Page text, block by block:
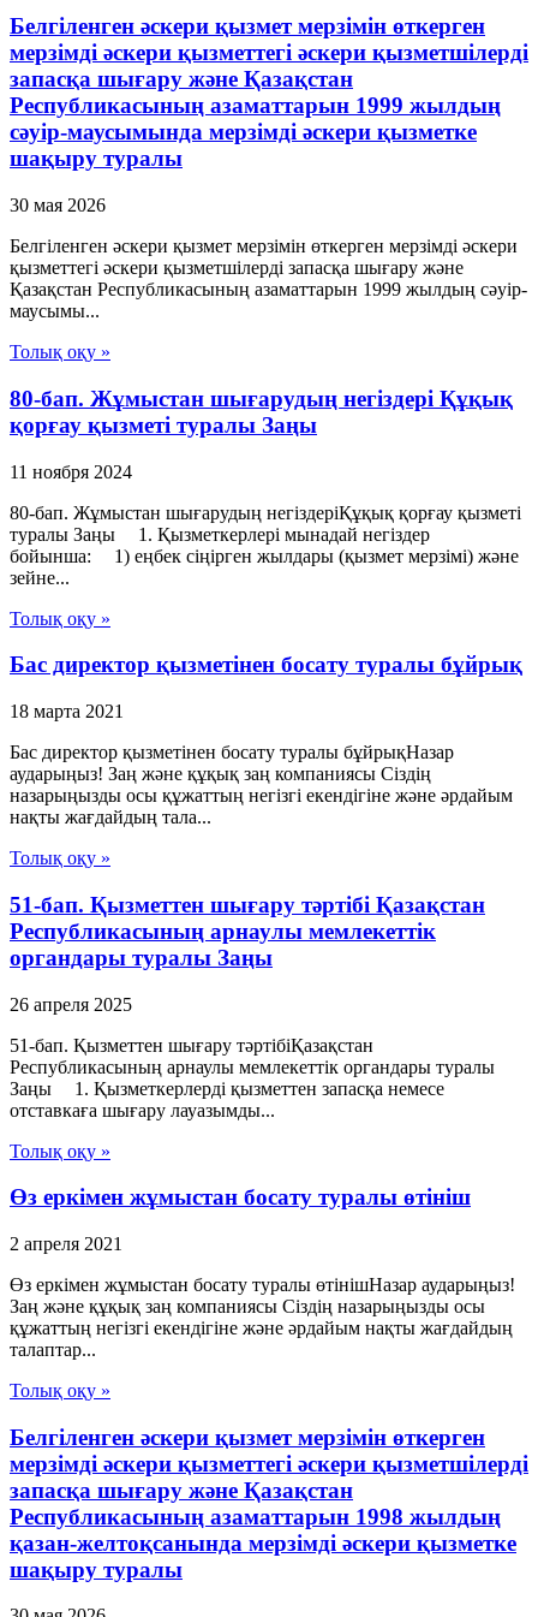
Белгіленген әскери қызмет мерзімін өткерген
мерзімді әскери қызметтегі әскери қызметшілерді
запасқа шығару және Қазақстан
Республикасының азаматтарын 1999 жылдың
сәуір-маусымында мерзімді әскери қызметке
шақыру туралы
30 мая 2026
Белгіленген әскери қызмет мерзімін өткерген мерзімді әскери
қызметтегі әскери қызметшілерді запасқа шығару және
Қазақстан Республикасының азаматтарын 1999 жылдың сәуір-
маусымы...
Толық оқу »
80-бап. Жұмыстан шығарудың негіздері Құқық
қорғау қызметі туралы Заңы
11 ноября 2024
80-бап. Жұмыстан шығарудың негіздеріҚұқық қорғау қызметі
туралы Заңы 1. Қызметкерлері мынадай негіздер
бойынша: 1) еңбек сіңірген жылдары (қызмет мерзімі) және
зейне...
Толық оқу »
Бас директор қызметінен босату туралы бұйрық
18 марта 2021
Бас директор қызметінен босату туралы бұйрықНазар
аударыңыз! Заң және құқық заң компаниясы Сіздің
назарыңызды осы құжаттың негізгі екендігіне және әрдайым
нақты жағдайдың тала...
Толық оқу »
51-бап. Қызметтен шығару тәртібі Қазақстан
Республикасының арнаулы мемлекеттік
органдары туралы Заңы
26 апреля 2025
51-бап. Қызметтен шығару тәртібіҚазақстан
Республикасының арнаулы мемлекеттік органдары туралы
Заңы 1. Қызметкерлерді қызметтен запасқа немесе
отставкаға шығару лауазымды...
Толық оқу »
Өз еркімен жұмыстан босату туралы өтініш
2 апреля 2021
Өз еркімен жұмыстан босату туралы өтінішНазар аударыңыз!
Заң және құқық заң компаниясы Сіздің назарыңызды осы
құжаттың негізгі екендігіне және әрдайым нақты жағдайдың
талаптар...
Толық оқу »
Белгiленген әскери қызмет мерзiмiн өткерген
мерзiмдi әскери қызметтегi әскери қызметшiлердi
запасқа шығару және Қазақстан
Республикасының азаматтарын 1998 жылдың
қазан-желтоқсанында мерзiмдi әскери қызметке
шақыру туралы